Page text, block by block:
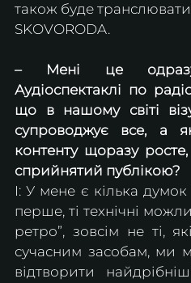
також буде
SKOVORODA.
– Мені це
Аудіоспектаклі по
що в нашому світі
супроводжує все, а
контенту щоразу
сприйнятий публікою?
І: У мене є кілька
перше, ті технічні
ретро”, зовсім не ті,
сучасним засобам, ми
відтворити